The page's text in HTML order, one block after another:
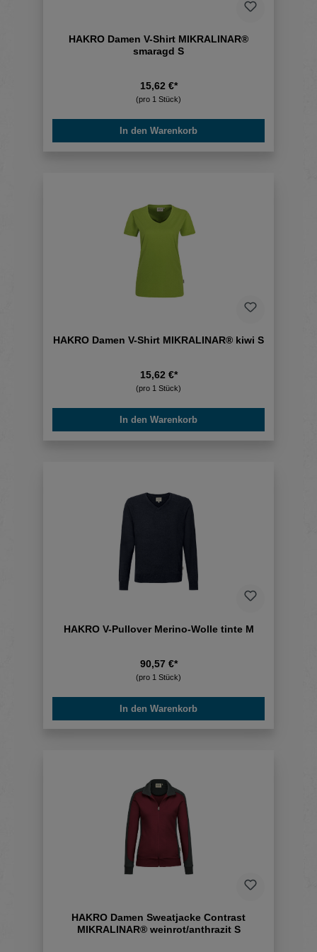
HAKRO Damen V-Shirt MIKRALINAR®
smaragd S
15,62 €*
(pro 1 Stück)
In den Warenkorb
HAKRO Damen V-Shirt MIKRALINAR® kiwi S
15,62 €*
(pro 1 Stück)
In den Warenkorb
HAKRO V-Pullover Merino-Wolle tinte M
90,57 €*
(pro 1 Stück)
In den Warenkorb
HAKRO Damen Sweatjacke Contrast
MIKRALINAR® weinrot/anthrazit S